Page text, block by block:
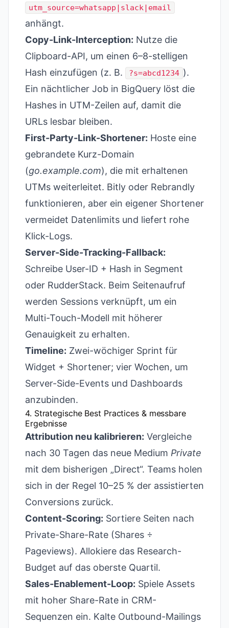
utm_source=whatsapp|slack|email
anhängt.
Copy-Link-Interception: Nutze die
Clipboard-API, um einen 6–8-stelligen
Hash einzufügen (z. B.
?s=abcd1234 ).
Ein nächtlicher Job in BigQuery löst die
Hashes in UTM-Zeilen auf, damit die
URLs lesbar bleiben.
First-Party-Link-Shortener: Hoste eine
gebrandete Kurz-Domain
(go.example.com), die mit erhaltenen
UTMs weiterleitet. Bitly oder Rebrandly
funktionieren, aber ein eigener Shortener
vermeidet Datenlimits und liefert rohe
Klick-Logs.
Server-Side-Tracking-Fallback:
Schreibe User-ID + Hash in Segment
oder RudderStack. Beim Seitenaufruf
werden Sessions verknüpft, um ein
Multi-Touch-Modell mit höherer
Genauigkeit zu erhalten.
Timeline: Zwei-wöchiger Sprint für
Widget + Shortener; vier Wochen, um
Server-Side-Events und Dashboards
anzubinden.
4. Strategische Best Practices & messbare
Ergebnisse
Attribution neu kalibrieren: Vergleiche
nach 30 Tagen das neue Medium Private
mit dem bisherigen „Direct“. Teams holen
sich in der Regel 10–25 % der assistierten
Conversions zurück.
Content-Scoring: Sortiere Seiten nach
Private-Share-Rate (Shares ÷
Pageviews). Allokiere das Research-
Budget auf das oberste Quartil.
Sales-Enablement-Loop: Spiele Assets
mit hoher Share-Rate in CRM-
Sequenzen ein. Kalte Outbound-Mailings